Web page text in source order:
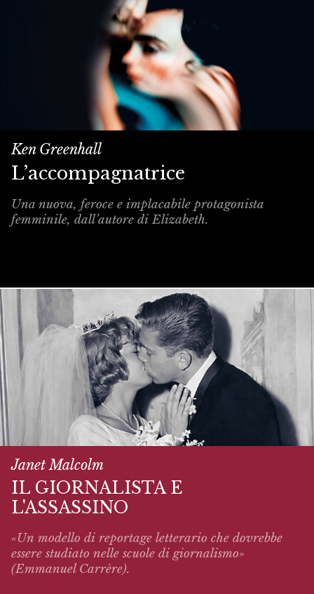
Ken Greenhall
L’accompagnatrice
Una nuova, feroce e implacabile protagonista
femminile, dall’autore di Elizabeth.
Janet Malcolm
IL GIORNALISTA E
L'ASSASSINO
«Un modello di reportage letterario che dovrebbe
essere studiato nelle scuole di giornalismo»
(Emmanuel Carrère).